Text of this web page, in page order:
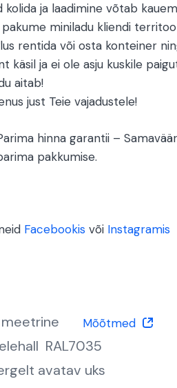
kolida ja laadimine võtab
pakume miniladu kliendi
rentida või osta konteiner
käsil ja ei ole asju kuskile
aitab!
just Teie vajadustele!
hinna garantii –
pakkumise.
Facebookisvõi Instagramis
Mõõtmed
RAL7035
avatav uks